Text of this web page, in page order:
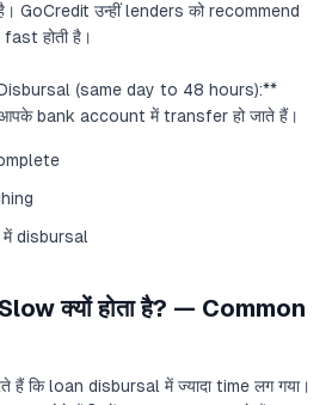
GoCredit उन्हीं lenders को recommend
होती है।
(same day to 48 hours):**
आपके bank account में transfer हो जाते हैं।
disbursal
क्यों होता है? — Common
हैं कि loan disbursal में ज्यादा time लग गया।